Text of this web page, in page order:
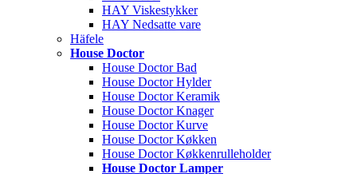
HAY Viskestykker
HAY Nedsatte vare
Häfele
House Doctor
House Doctor Bad
House Doctor Hylder
House Doctor Keramik
House Doctor Knager
House Doctor Kurve
House Doctor Køkken
House Doctor Køkkenrulleholder
House Doctor Lamper